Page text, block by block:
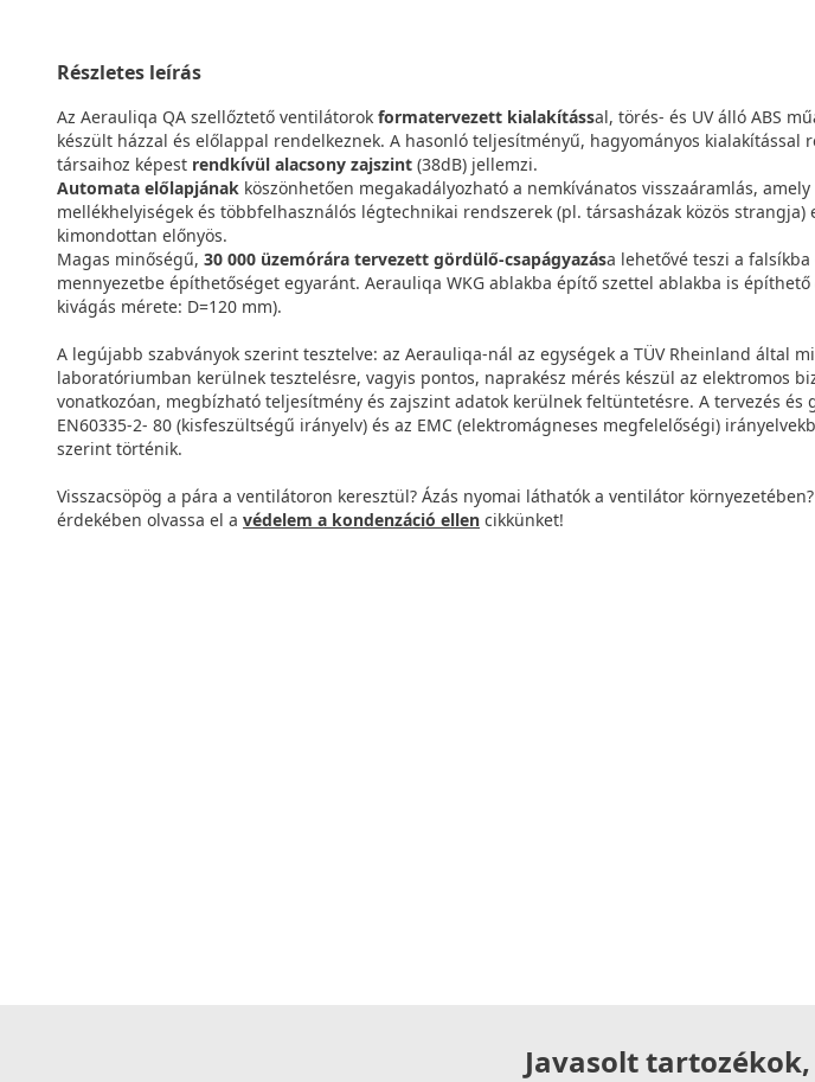
Részletes leírás
Az Aerauliqa QA szellőztető ventilátorok formatervezett kialakítással, törés- és UV álló ABS
készült házzal és előlappal rendelkeznek. A hasonló teljesítményű, hagyományos kialakítással
társaihoz képest rendkívül alacsony zajszint (38dB) jellemzi.
Automata előlapjának köszönhetően megakadályozható a nemkívánatos visszaáramlás, amely
mellékhelyiségek és többfelhasználós légtechnikai rendszerek (pl. társasházak közös strangja)
kimondottan előnyös.
Magas minőségű, 30 000 üzemórára tervezett gördülő-csapágyazása lehetővé teszi a falsíkba
mennyezetbe építhetőséget egyaránt. Aerauliqa WKG ablakba építő szettel ablakba is építhető
kivágás mérete: D=120 mm).
A legújabb szabványok szerint tesztelve: az Aerauliqa-nál az egységek a TÜV Rheinland által
laboratóriumban kerülnek tesztelésre, vagyis pontos, naprakész mérés készül az elektromos
vonatkozóan, megbízható teljesítmény és zajszint adatok kerülnek feltüntetésre. A tervezés és
EN60335-2- 80 (kisfeszültségű irányelv) és az EMC (elektromágneses megfelelőségi)
szerint történik.
Visszacsöpög a pára a ventilátoron keresztül? Ázás nyomai láthatók a ventilátor
érdekében olvassa el a védelem a kondenzáció ellen cikkünket!
Javasolt